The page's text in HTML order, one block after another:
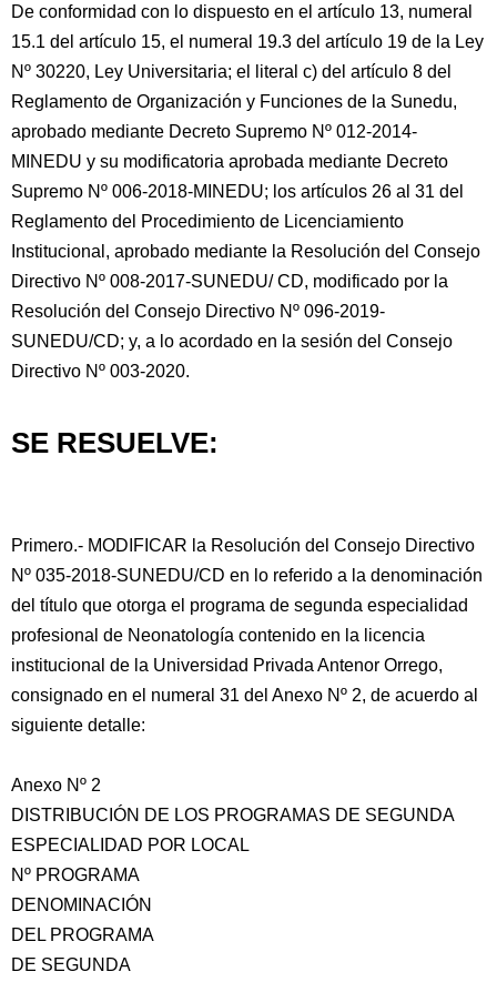
De conformidad con lo dispuesto en el artículo 13, numeral
15.1 del artículo 15, el numeral 19.3 del artículo 19 de la Ley
Nº 30220, Ley Universitaria; el literal c) del artículo 8 del
Reglamento de Organización y Funciones de la Sunedu,
aprobado mediante Decreto Supremo Nº 012-2014-
MINEDU y su modificatoria aprobada mediante Decreto
Supremo Nº 006-2018-MINEDU; los artículos 26 al 31 del
Reglamento del Procedimiento de Licenciamiento
Institucional, aprobado mediante la Resolución del Consejo
Directivo Nº 008-2017-SUNEDU/ CD, modificado por la
Resolución del Consejo Directivo Nº 096-2019-
SUNEDU/CD; y, a lo acordado en la sesión del Consejo
Directivo Nº 003-2020.
SE RESUELVE:
Primero.- MODIFICAR la Resolución del Consejo Directivo
Nº 035-2018-SUNEDU/CD en lo referido a la denominación
del título que otorga el programa de segunda especialidad
profesional de Neonatología contenido en la licencia
institucional de la Universidad Privada Antenor Orrego,
consignado en el numeral 31 del Anexo Nº 2, de acuerdo al
siguiente detalle:
Anexo Nº 2
DISTRIBUCIÓN DE LOS PROGRAMAS DE SEGUNDA
ESPECIALIDAD POR LOCAL
Nº PROGRAMA
DENOMINACIÓN
DEL PROGRAMA
DE SEGUNDA